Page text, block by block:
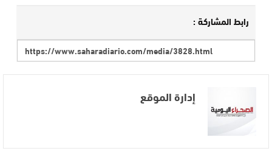
رابط المشاركة :
إدارة الموقع